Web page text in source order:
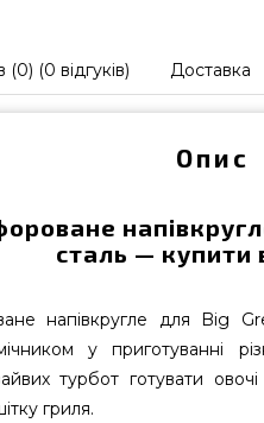
(0) (0 відгуків) Доставка
Опис
сталь — купити
напівкругле для Big
у приготуванні
турбот готувати
гриля.